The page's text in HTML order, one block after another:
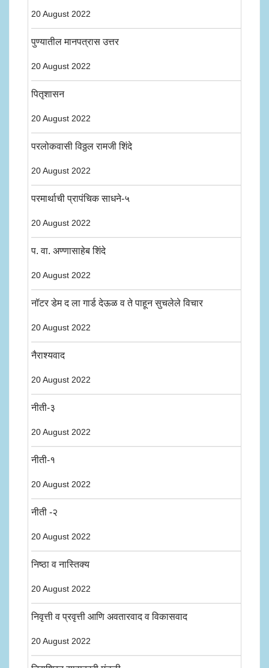
20 August 2022
पुण्यातील मानपत्रास उत्तर
20 August 2022
पितृशासन
20 August 2022
परलोकवासी विठ्ठल रामजी शिंदे
20 August 2022
परमार्थाची प्रापंचिक साधने-५
20 August 2022
प. वा. अण्णासाहेब शिंदे
20 August 2022
नॉटर डेम द ला गार्ड देऊळ व ते पाहून सुचलेले विचार
20 August 2022
नैराश्यवाद
20 August 2022
नीती-३
20 August 2022
नीती-१
20 August 2022
नीती -२
20 August 2022
निष्ठा व नास्तिक्य
20 August 2022
निवृत्ती व प्रवृत्ती आणि अवतारवाद व विकासवाद
20 August 2022